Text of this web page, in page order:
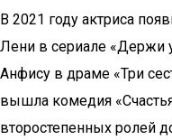
В 2021 году актриса
Лени в сериале «Держи
Анфису в драме «Три
вышла комедия
второстепенных ролей